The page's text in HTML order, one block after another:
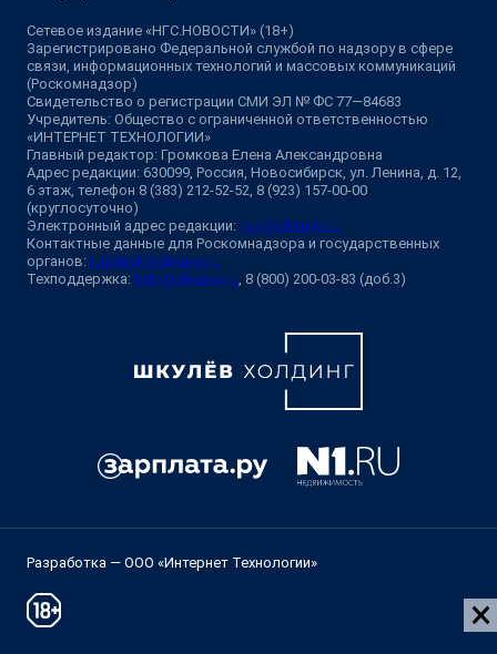
Сетевое издание «НГС.НОВОСТИ» (18+)
Зарегистрировано Федеральной службой по надзору в сфере
связи, информационных технологий и массовых коммуникаций
(Роскомнадзор)
Свидетельство о регистрации СМИ ЭЛ № ФС 77—84683
Учредитель: Общество с ограниченной ответственностью
«ИНТЕРНЕТ ТЕХНОЛОГИИ»
Главный редактор: Громкова Елена Александровна
Адрес редакции: 630099, Россия, Новосибирск, ул. Ленина, д. 12,
6 этаж, телефон 8 (383) 212-52-52, 8 (923) 157-00-00
(круглосуточно)
Электронный адрес редакции: ngs@shkulev.ru
Контактные данные для Роскомнадзора и государственных
органов: juristnsk@shkulev.ru
Техподдержка: help@shkulev.ru , 8 (800) 200-03-83 (доб.3)
Разработка — ООО «Интернет Технологии»